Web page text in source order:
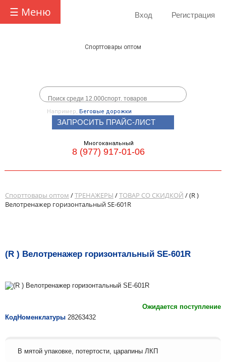
☰ Меню Вход Регистрация
Спорттовары оптом
Например, Беговые дорожки
ЗАПРОСИТЬ ПРАЙС-ЛИСТ
Многоканальный
8 (977) 917-01-06
Спорттовары оптом /ТРЕНАЖЕРЫ /ТОВАР СО СКИДКОЙ / (R )
Велотренажер горизонтальный SE-601R
(R ) Велотренажер горизонтальный SE-601R
Ожидается поступление
КодНоменклатуры 28263432
В мятой упаковке, потертости, царапины ЛКП